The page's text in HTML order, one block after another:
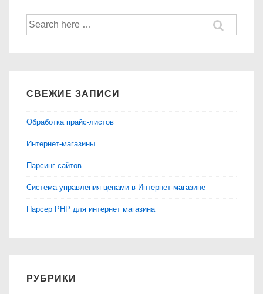
Найти:
СВЕЖИЕ ЗАПИСИ
Обработка прайс-листов
Интернет-магазины
Парсинг сайтов
Система управления ценами в Интернет-магазине
Парсер PHP для интернет магазина
РУБРИКИ